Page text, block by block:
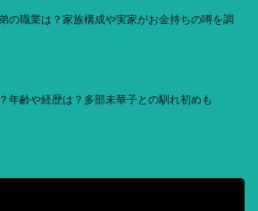
の職業は？家族構成や実家がお金持ちの噂を調
年齢や経歴は？多部未華子との馴れ初めも